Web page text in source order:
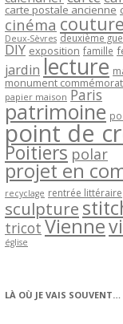
carte postale ancienne
cinéma couture
Deux-Sèvres deuxième
DIY exposition famille
jardin lecture
monument
papier maison Paris
patrimoine
point de
Poitiers polar
projet en
recyclage rentrée littéraire
sculpture
tricot Vienne
église
LÀ OÙ JE VAIS SOUVENT…